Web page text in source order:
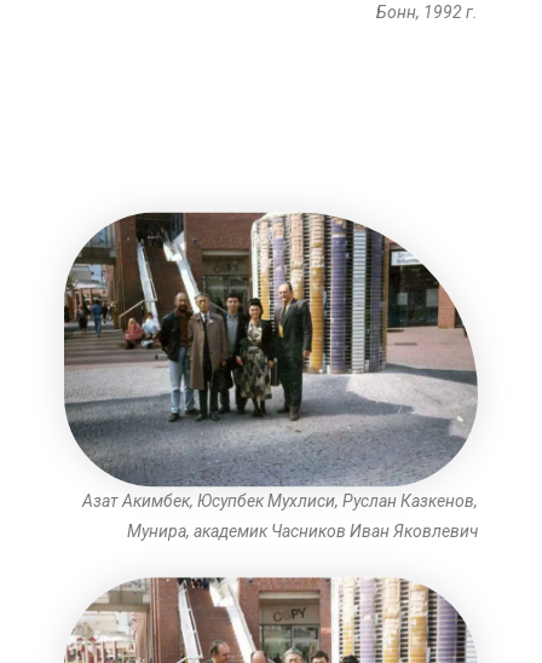
Бонн, 1992 г.
Азат Акимбек, Юсупбек Мухлиси, Руслан Казкенов,
Мунира, академик Часников Иван Яковлевич